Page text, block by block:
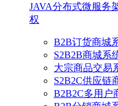
JAVA分布式微服务
权
B2B订货商城
S2B2B商城系
大宗商品交易
S2B2C供应链
B2B2C多用户